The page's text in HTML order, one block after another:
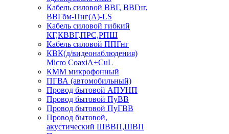
Кабель силовой ВВГ, ВВГнг,
ВВГбм-Пнг(А)-LS
Кабель силовой гибкий
КГ,КВВГ,ПРС,РПШ
Кабель силовой ППГнг
КВК(д/видеонаблюдения)
Micro CoaxiA+CuL
КММ микрофонный
ПГВА (автомобильный)
Провод бытовой АПУНП
Провод бытовой ПуВВ
Провод бытовой ПуГВВ
Провод бытовой,
акустический ШВВП,ШВП